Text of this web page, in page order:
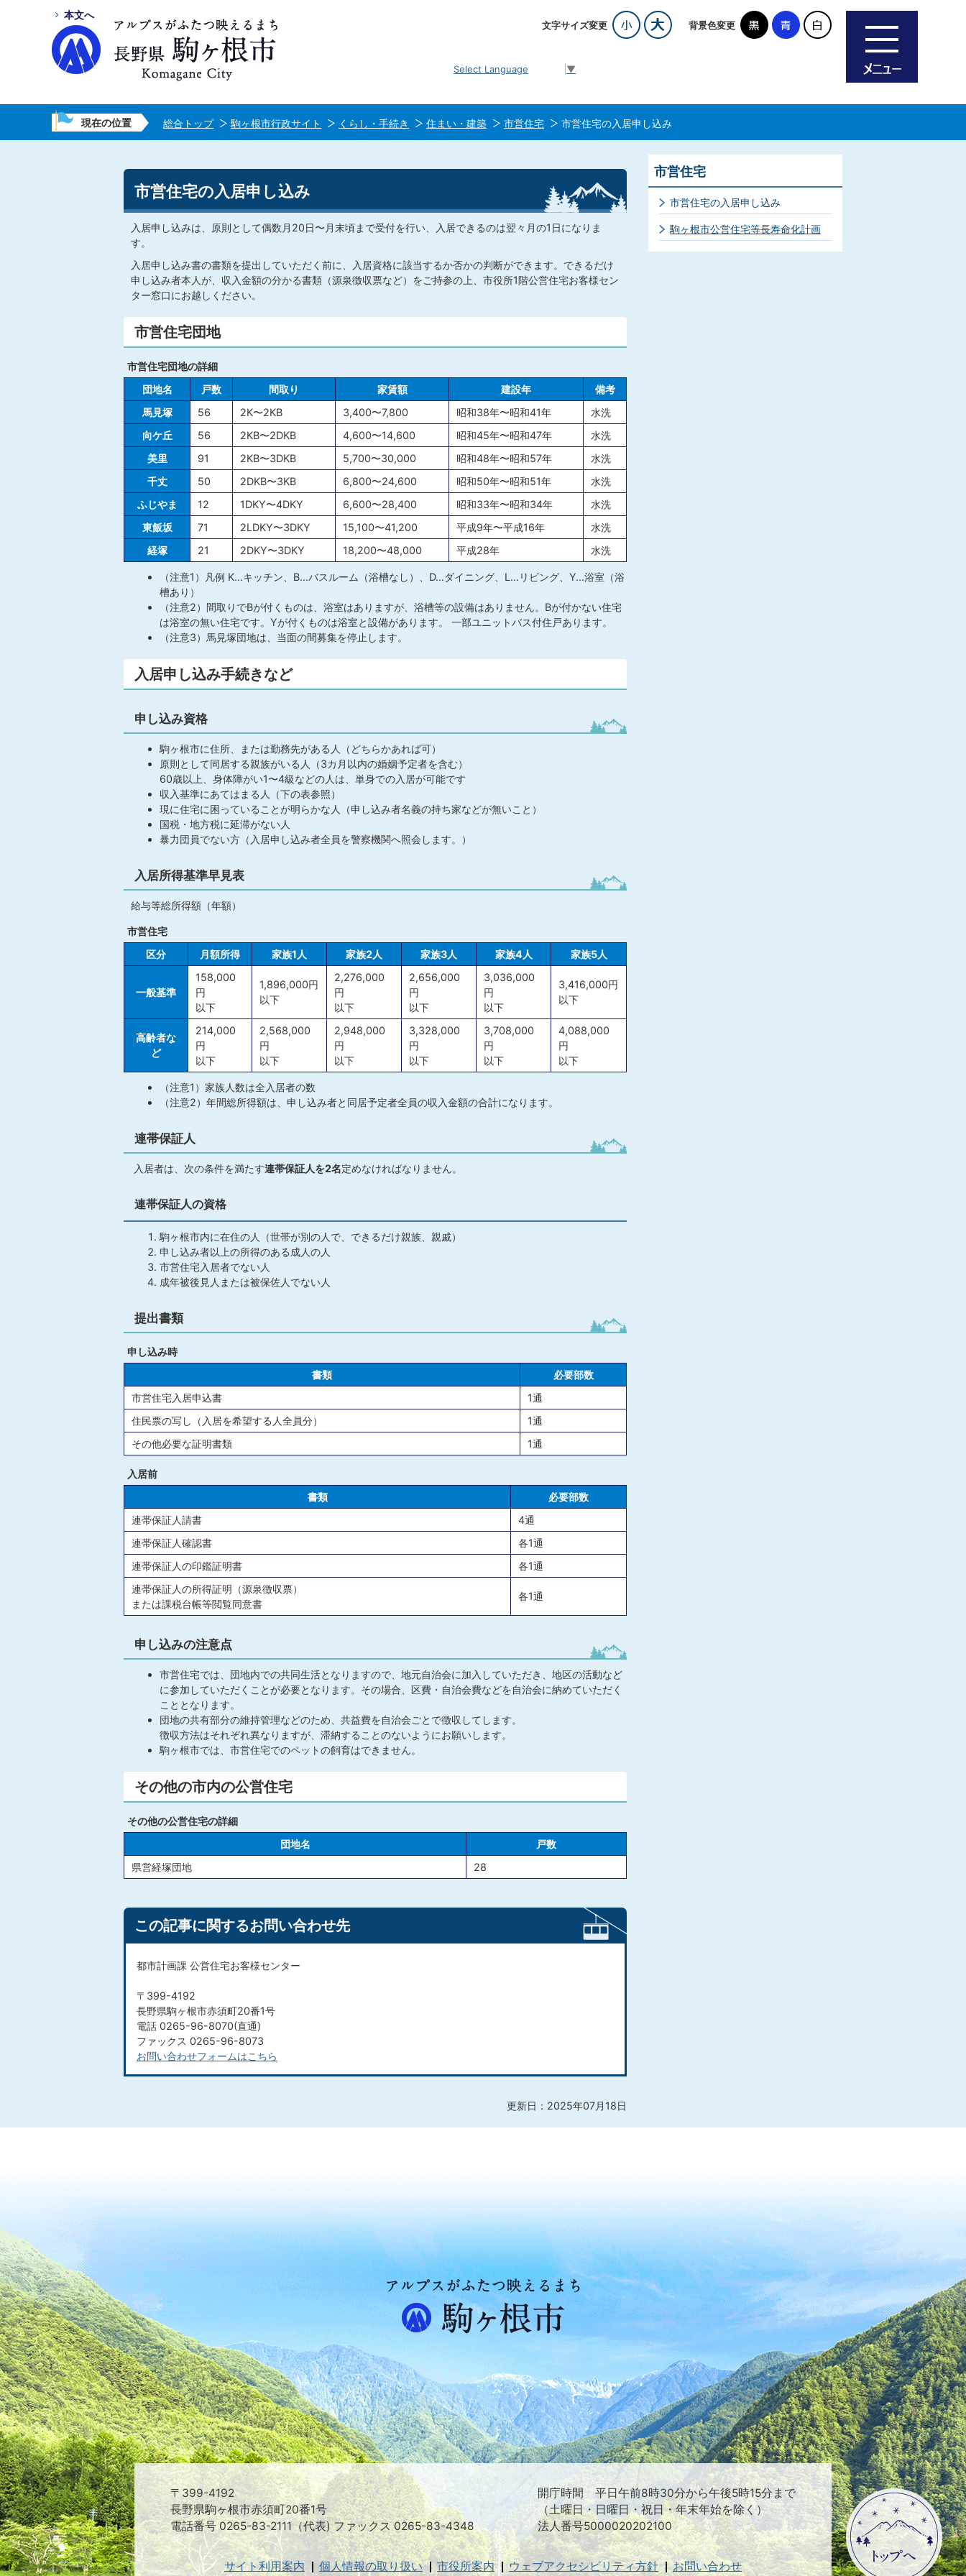
本文へ
文字サイズ変更 背景色変更
Select Language ▼
現在の位置 総合トップ 駒ヶ根市行政サイト くらし・手続き 住まい・建築 市営住宅 市営住宅の入居申し込み
市営住宅の入居申し込み
入居申し込みは、原則として偶数月20日〜月末頃まで受付を行い、入居できるのは翌々月の1日になりま
す。
入居申し込み書の書類を提出していただく前に、入居資格に該当するか否かの判断ができます。できるだけ
申し込み者本人が、収入金額の分かる書類（源泉徴収票など）をご持参の上、市役所1階公営住宅お客様セン
ター窓口にお越しください。
市営住宅団地
市営住宅団地の詳細
団地名
戸数 間取り 家賃額 建設年
備考
馬見塚
56 2K〜2KB 3,400〜7,800 昭和38年〜昭和41年
水洗
向ケ丘
56 2KB〜2DKB 4,600〜14,600 昭和45年〜昭和47年
水洗
美里
91 2KB〜3DKB 5,700〜30,000 昭和48年〜昭和57年
水洗
千丈
50 2DKB〜3KB 6,800〜24,600 昭和50年〜昭和51年
水洗
ふじやま
12 1DKY〜4DKY 6,600〜28,400 昭和33年〜昭和34年
水洗
東飯坂
71 2LDKY〜3DKY 15,100〜41,200 平成9年〜平成16年
水洗
経塚
21 2DKY〜3DKY 18,200〜48,000 平成28年 水洗
（注意1）凡例 K…キッチン、B…バスルーム（浴槽なし）、D…ダイニング、L…リビング、Y…浴室（浴
槽あり）
（注意2）間取りでBが付くものは、浴室はありますが、浴槽等の設備はありません。Bが付かない住宅
は浴室の無い住宅です。Yが付くものは浴室と設備があります。 一部ユニットバス付住戸あります。
（注意3）馬見塚団地は、当面の間募集を停止します。
入居申し込み手続きなど
申し込み資格
駒ヶ根市に住所、または勤務先がある人（どちらかあれば可）
原則として同居する親族がいる人（3カ月以内の婚姻予定者を含む）
60歳以上、身体障がい1〜4級などの人は、単身での入居が可能です
収入基準にあてはまる人（下の表参照）
現に住宅に困っていることが明らかな人（申し込み者名義の持ち家などが無いこと）
国税・地方税に延滞がない人
暴力団員でない方（入居申し込み者全員を警察機関へ照会します。）
入居所得基準早見表
給与等総所得額（年額）
市営住宅
区分
月額所得 家族1人 家族2人 家族3人 家族4人 家族5人
一般基準
158,000
円
以下
1,896,000円
以下
2,276,000
円
以下
2,656,000
円
以下
3,036,000
円
以下
3,416,000円
以下
高齢者な
ど
214,000
円
以下
2,568,000
円
以下
2,948,000
円
以下
3,328,000
円
以下
3,708,000
円
以下
4,088,000
円
以下
（注意1）家族人数は全入居者の数
（注意2）年間総所得額は、申し込み者と同居予定者全員の収入金額の合計になります。
連帯保証人
入居者は、次の条件を満たす連帯保証人を2名定めなければなりません。
連帯保証人の資格
駒ヶ根市内に在住の人（世帯が別の人で、できるだけ親族、親戚）
申し込み者以上の所得のある成人の人
市営住宅入居者でない人
成年被後見人または被保佐人でない人
提出書類
申し込み時
書類
必要部数
市営住宅入居申込書
1通
住民票の写し（入居を希望する人全員分）
1通
その他必要な証明書類
1通
入居前
書類
必要部数
連帯保証人請書
4通
連帯保証人確認書
各1通
連帯保証人の印鑑証明書
各1通
連帯保証人の所得証明（源泉徴収票）
または課税台帳等閲覧同意書
各1通
申し込みの注意点
市営住宅では、団地内での共同生活となりますので、地元自治会に加入していただき、地区の活動など
に参加していただくことが必要となります。その場合、区費・自治会費などを自治会に納めていただく
こととなります。
団地の共有部分の維持管理などのため、共益費を自治会ごとで徴収してします。
徴収方法はそれぞれ異なりますが、滞納することのないようにお願いします。
駒ヶ根市では、市営住宅でのペットの飼育はできません。
その他の市内の公営住宅
その他の公営住宅の詳細
団地名
戸数
県営経塚団地
28
この記事に関するお問い合わせ先
都市計画課 公営住宅お客様センター
〒399-4192
長野県駒ヶ根市赤須町20番1号
電話 0265-96-8070(直通)
ファックス 0265-96-8073
お問い合わせフォームはこちら
更新日：2025年07月18日
市営住宅
市営住宅の入居申し込み
駒ヶ根市公営住宅等長寿命化計画
ア
ル
た
つ
映
え
る
ま
ち
駒
ヶ
根
市
〒399-4192
長野県駒ヶ根市赤須町20番1号
電話番号 0265-83-2111（代表) ファックス 0265-83-4348
開庁時間 平日午前8時30分から午後5時15分まで
（土曜日・日曜日・祝日・年末年始を除く）
法人番号5000020202100
サイト利用案内 個人情報の取り扱い 市役所案内 ウェブアクセシビリティ方針 お問い合わせ